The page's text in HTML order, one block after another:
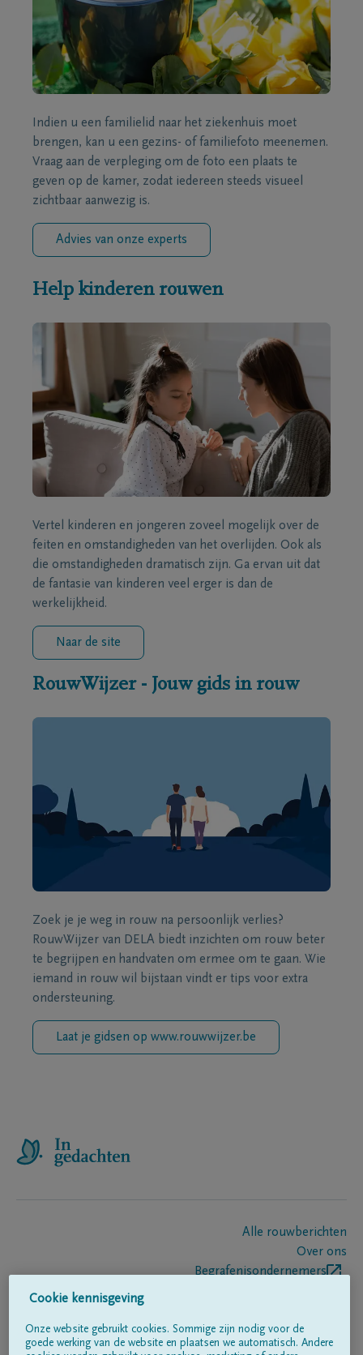
Indien u een familielid naar het ziekenhuis moet
brengen, kan u een gezins- of familiefoto meenemen.
Vraag aan de verpleging om de foto een plaats te
geven op de kamer, zodat iedereen steeds visueel
zichtbaar aanwezig is.
Advies van onze experts
Help kinderen rouwen
Vertel kinderen en jongeren zoveel mogelijk over de
feiten en omstandigheden van het overlijden. Ook als
die omstandigheden dramatisch zijn. Ga ervan uit dat
de fantasie van kinderen veel erger is dan de
werkelijkheid.
Naar de site
RouwWijzer - Jouw gids in rouw
Zoek je je weg in rouw na persoonlijk verlies?
RouwWijzer van DELA biedt inzichten om rouw beter
te begrijpen en handvaten om ermee om te gaan. Wie
iemand in rouw wil bijstaan vindt er tips voor extra
ondersteuning.
Laat je gidsen op www.rouwwijzer.be
Alle rouwberichten
Over ons
Begrafenisondernemers
Volg ons op
Cookie kennisgeving
Onze website gebruikt cookies. Sommige zijn nodig voor de
goede werking van de website en plaatsen we automatisch. Andere